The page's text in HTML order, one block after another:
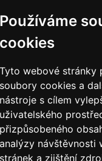
Používáme
cookies
Tyto webové stránky
soubory cookies a
nástroje s cílem
uživatelského
přizpůsobeného
analýzy návštěvnosti
stránek a zjištění
připomínky a dotazy